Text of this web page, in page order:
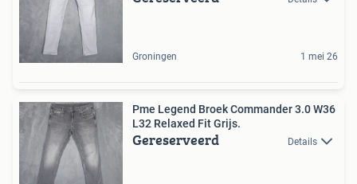
Groningen 1 mei 26
Pme Legend Broek Commander 3.0 W36
L32 Relaxed Fit Grijs.
Gereserveerd Details